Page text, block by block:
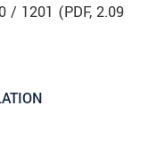
/ 1201 (PDF, 2.09